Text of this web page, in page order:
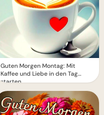
Guten Morgen Montag: Mit
Kaffee und Liebe in den Tag
starten